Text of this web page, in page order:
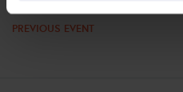
PREVIOUS EVENT